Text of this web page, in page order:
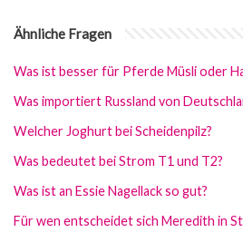
Ähnliche Fragen
Was ist besser für Pferde Müsli oder
Was importiert Russland von
Welcher Joghurt bei Scheidenpilz?
Was bedeutet bei Strom T1 und T2?
Was ist an Essie Nagellack so gut?
Für wen entscheidet sich Meredith in